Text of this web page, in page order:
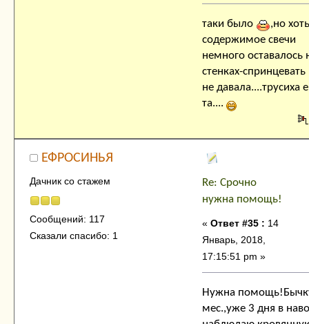
таки было
,но хоть
содержимое свечи
немного оставалось
стенках-спринцевать
не давала....трусиха
та....
ЕФРОСИНЬЯ
Дачник со стажем
Сообщений: 117
Сказали спасибо: 1
Re: Срочно
нужна помощь!
« Ответ #35 : 14
Январь, 2018,
17:15:51 pm »
Нужна
мес.,уже 3 дня в